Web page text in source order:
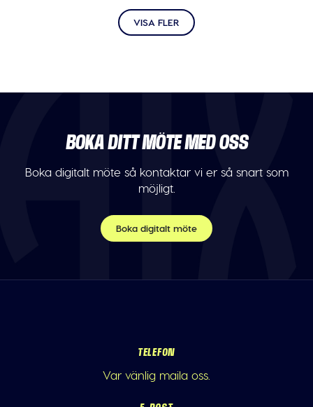
VISA FLER
BOKA DITT MÖTE MED OSS
Boka digitalt möte så kontaktar vi er så snart som
möjligt.
Boka digitalt möte
TELEFON
Var vänlig maila oss.